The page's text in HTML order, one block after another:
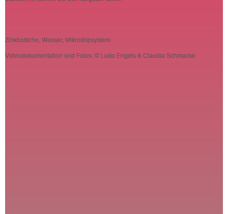
Zinkbottiche, Wasser, Mikrodripsystem
Videodokumentation und Fotos: © Ludo Engels & Claudia Schmacke